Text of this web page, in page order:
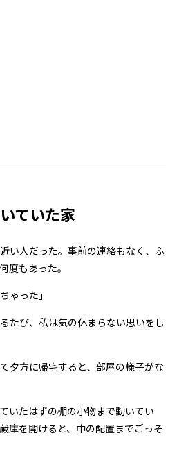
ていた家
い人だった。事前の連絡もなく、ふ
度もあった。
ゃった」
たび、私は気の休まらない思いをし
夕方に帰宅すると、部屋の様子がな
いたはずの棚の小物まで動いてい
庫を開けると、中の配置までごっそ